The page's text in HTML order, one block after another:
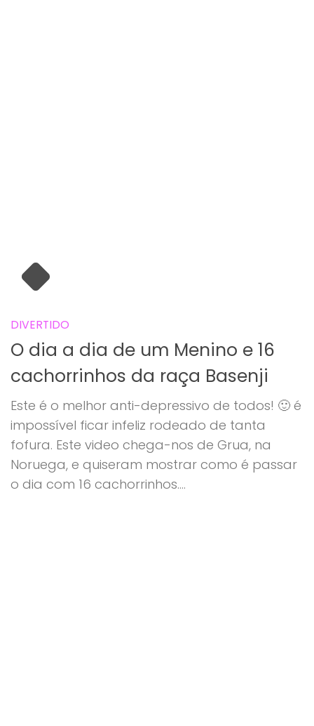
DIVERTIDO
O dia a dia de um Menino e 16
cachorrinhos da raça Basenji
Este é o melhor anti-depressivo de todos! 🙂 é
impossível ficar infeliz rodeado de tanta
fofura. Este video chega-nos de Grua, na
Noruega, e quiseram mostrar como é passar
o dia com 16 cachorrinhos....